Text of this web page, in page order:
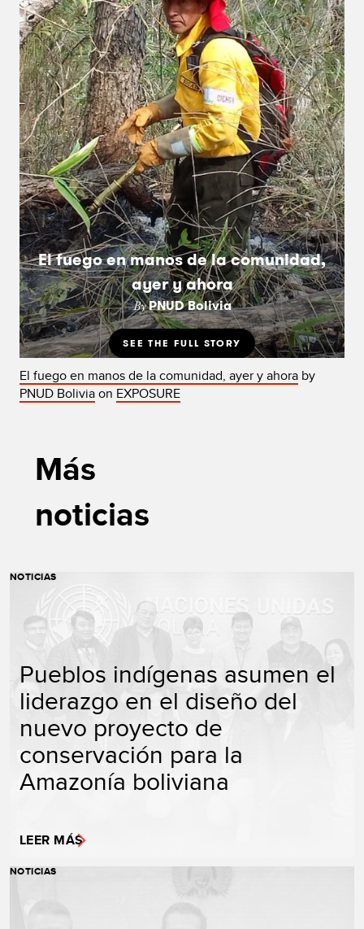
El fuego en manos de la comunidad, ayer y ahora by
PNUD Boliviaon EXPOSURE
Más
noticias
NOTICIAS
Pueblos indígenas asumen el
liderazgo en el diseño del
nuevo proyecto de
conservación para la
Amazonía boliviana
LEER MÁS
NOTICIAS